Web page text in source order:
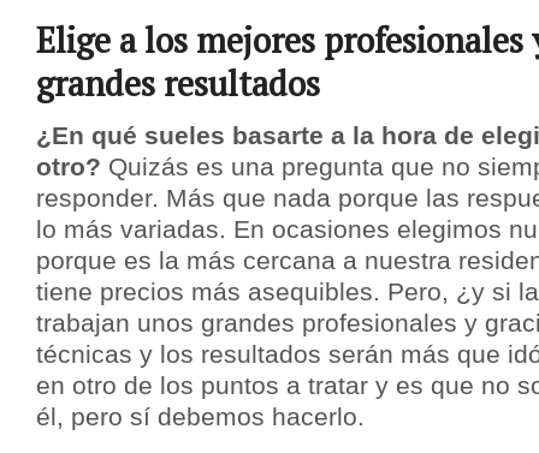
Elige a los mejores profesionales
grandes resultados
¿En qué sueles basarte a la hora de
otro? Quizás es una pregunta que no
responder. Más que nada porque las
lo más variadas. En ocasiones elegimos
porque es la más cercana a nuestra
tiene precios más asequibles. Pero, ¿y si
trabajan unos grandes profesionales y
técnicas y los resultados serán más que
en otro de los puntos a tratar y es que no
él, pero sí debemos hacerlo.